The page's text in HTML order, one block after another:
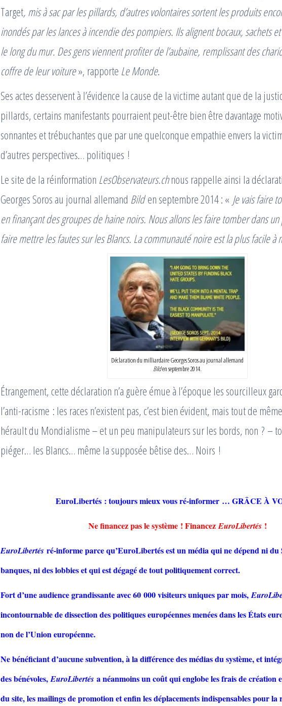
Target, mis à sac par les pillards, d’autres volontaires sortent les produits
inondés par les lances à incendie des pompiers. Ils alignent bocaux, sachets
le long du mur. Des gens viennent profiter de l’aubaine, remplissant des
coffre de leur voiture», rapporte Le Monde.
Ses actes desservent à l’évidence la cause de la victime autant que de la
pillards, certains manifestants pourraient peut-être bien être davantage
sonnantes et trébuchantes que par une quelconque empathie envers la
d’autres perspectives… politiques !
Le site de la réinformation LesObservateurs.chnous rappelle ainsi la
Georges Soros au journal allemand Bilden septembre 2014 : « Je vais faire
en finançant des groupes de haine noirs. Nous allons les faire tomber dans
faire mettre les fautes sur les Blancs. La communauté noire est la plus facile à
Déclaration du milliardaire Georges Soros au journal allemand
Bilden septembre 2014.
Étrangement, cette déclaration n’a guère émue à l’époque les sourcilleux
l’anti-racisme : les races n’existent pas, c’est bien évident, mais tout de
hérault du Mondialisme – et un peu manipulateurs sur les bords, non ? –
piéger… les Blancs… même la supposée bêtise des… Noirs !
EuroLibertés : toujours mieux vous ré-informer … GRÂCE À
Ne financez pas le système ! Financez EuroLibertés !
EuroLibertés ré-informe parce qu’EuroLibertés est un média qui ne dépend ni du
banques, ni des lobbies et qui est dégagé de tout politiquement correct.
Fort d’une audience grandissante avec 60 000 visiteurs uniques par mois,
incontournable de dissection des politiques européennes menées dans les États
non de l’Union européenne.
Ne bénéficiant d’aucune subvention, à la différence des médias du système, et
des bénévoles, EuroLibertés a néanmoins un coût qui englobe les frais de création
du site, les mailings de promotion et enfin les déplacements indispensables pour la